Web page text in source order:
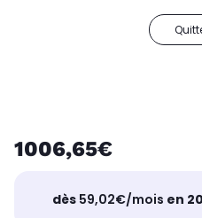
1006,65€
dès 59,02€/mois en